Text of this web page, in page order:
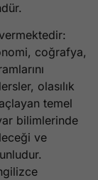
coğrafya,
olasılık
temel
bilimlerinde
ve